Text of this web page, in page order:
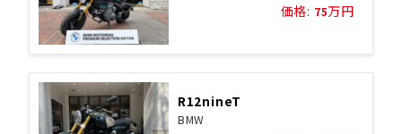
価格: 75万円
R12nineT
BMW